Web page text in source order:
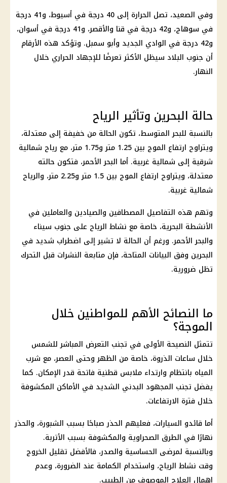
وفي الصعيد، تصل الحرارة إلى 40 درجة في أسيوط، و41 درجة
في سوهاج، و42 درجة في قنا والأقصر، و41 درجة في أسوان،
و42 درجة في الوادي الجديد وأبو سمبل. وتؤكد هذه الأرقام
أن جنوب البلاد سيظل الأكثر تعرضًا للإجهاد الحراري خلال
النهار.
حالة البحرين وتأثير الرياح
بالنسبة للبحر المتوسط، تكون الحالة من خفيفة إلى معتدلة،
ويتراوح ارتفاع الموج بين 1.25 متر و1.75 متر، مع رياح شمالية
شرقية إلى شمالية غربية. أما البحر الأحمر، فتكون حالته
معتدلة، ويتراوح ارتفاع الموج بين 1.5 متر و2.25 متر، والرياح
شمالية غربية.
وتهم هذه التفاصيل المصطافين والصيادين والعاملين في
الأنشطة البحرية، خاصة مع نشاط الرياح على جنوب سيناء
والبحر الأحمر. ورغم أن الحالة لا تشير إلى اضطراب شديد في
البحرين وفق البيانات المتاحة، فإن متابعة النشرات قبل التحرك
تظل ضرورية.
ما النصائح الأهم للمواطنين خلال
الموجة؟
تتمثل النصيحة الأولى في تجنب التعرض المباشر للشمس
خلال ساعات الذروة، خاصة من الظهر وحتى العصر، مع شرب
المياه بانتظام وارتداء ملابس قطنية فاتحة قدر الإمكان. كما
يفضل تجنب المجهود البدني الشديد في الأماكن المكشوفة
خلال فترة الارتفاعات.
أما قائدو السيارات، فعليهم الحذر صباحًا بسبب الشبورة، والحذر
نهارًا في الطرق الصحراوية والمكشوفة بسبب الأتربة.
وبالنسبة لمرضى الحساسية والصدر، فالأفضل تقليل الخروج
وقت نشاط الرياح، واستخدام الكمامة عند الضرورة، وعدم
إهمال العلاج الموصوف من الطبيب.